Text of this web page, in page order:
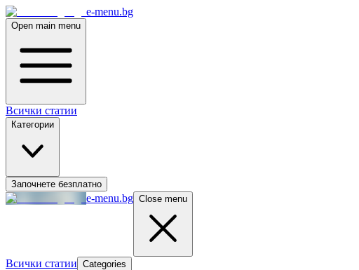
e-menu.bg
Open main menu
Всички статии
Категории
Започнете безплатно
e-menu.bg Close menu
Всички статии Categories